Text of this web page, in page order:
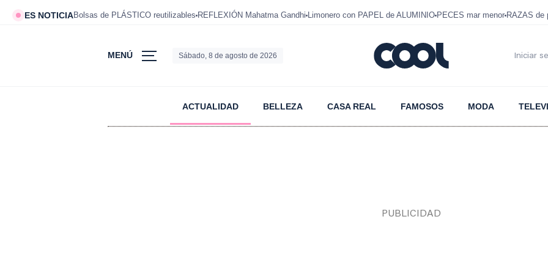
ES NOTICIABolsas de PLÁSTICO reutilizables REFLEXIÓN Mahatma Gandhi Limonero con PAPEL de ALUMINIO PECES mar menor RAZAS de
MENÚ Sábado, 8 de agosto de 2026 Iniciar
ACTUALIDAD BELLEZA CASA REAL FAMOSOS MODA